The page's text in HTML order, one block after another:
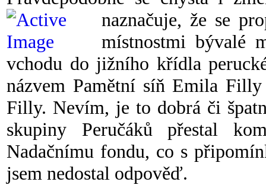
naznačuje, že se
místnostmi bývalé
vchodu do jižního křídla
názvem Pamětní síň Emila
Filly. Nevím, je to dobrá či
skupiny Peručáků přestal
Nadačnímu fondu, co s
jsem nedostal odpověď.